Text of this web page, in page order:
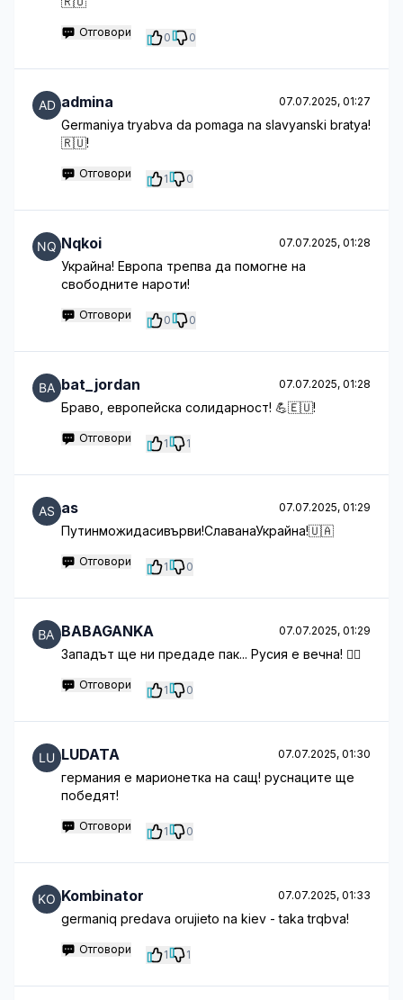
Отговори 0 0
admina 07.07.2025, 01:27
Germaniya tryabva da pomaga na slavyanski bratya!
🇷🇺!
Отговори 1 0
Nqkoi 07.07.2025, 01:28
Украйна! Европа трепва да помогне на
свободните нароти!
Отговори 0 0
bat_jordan 07.07.2025, 01:28
Браво, европейска солидарност! 💪🇪🇺!
Отговори 1 1
as 07.07.2025, 01:29
Путинможидасивърви!СлаванаУкрайна!🇺🇦
Отговори 1 0
BABAGANKA 07.07.2025, 01:29
Западът ще ни предаде пак... Русия е вечна! 🤷‍♂️
Отговори 1 0
LUDATA 07.07.2025, 01:30
германия е марионетка на сащ! руснаците ще
победят!
Отговори 1 0
Kombinator 07.07.2025, 01:33
germaniq predava orujieto na kiev - taka trqbva!
Отговори 1 1